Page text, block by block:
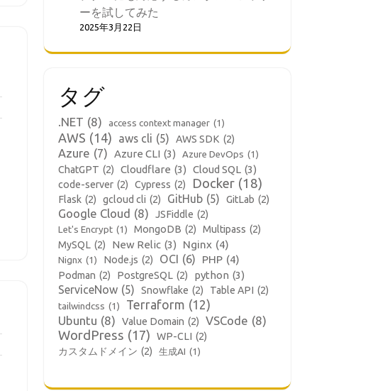
ーを試してみた
2025年3月22日
タグ
.NET (8) access context manager (1)
AWS (14) aws cli (5) AWS SDK (2)
Azure (7) Azure CLI (3) Azure DevOps (1)
ChatGPT (2) Cloudflare (3) Cloud SQL (3)
code-server (2) Cypress (2) Docker (18)
Flask (2) gcloud cli (2) GitHub (5) GitLab (2)
Google Cloud (8) JSFiddle (2)
Let's Encrypt (1) MongoDB (2) Multipass (2)
MySQL (2) New Relic (3) Nginx (4)
Nignx (1) Node.js (2) OCI (6) PHP (4)
Podman (2) PostgreSQL (2) python (3)
ServiceNow (5) Snowflake (2) Table API (2)
tailwindcss (1) Terraform (12)
Ubuntu (8) Value Domain (2) VSCode (8)
WordPress (17) WP-CLI (2)
カスタムドメイン (2) 生成AI (1)